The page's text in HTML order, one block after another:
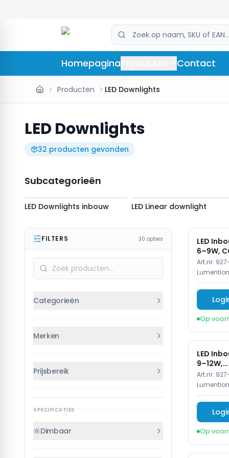
Homepagina Contact
Producten LED Downlights
LED Downlights
32 producten gevonden
Subcategorieën
LED Downlights inbouw LED Linear downlight
FILTERS 30 opties
Categorieën
Merken
Prijsbereik
€ — €
SPECIFICATIES
Dimbaar
LED
6–9W,
IP54, Wit
Art.nr:
Lumention
Op
LED
9–12W,
2700K/
Art.nr:
Lumention
Op